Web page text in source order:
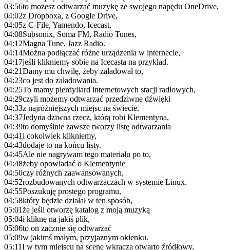
03:56to możesz odtwarzać muzykę ze swojego napędu OneDrive,
04:02z Dropboxa, z Google Drive,
04:05z C-File, Yamendo, Icecast,
04:08Subsonix, Soma FM, Radio Tunes,
04:12Magna Tune, Jazz Radio.
04:14Można podłączać różne urządzenia w internecie,
04:17jeśli klikniemy sobie na Icecasta na przykład.
04:21Damy mu chwilę, żeby załadował to,
04:23co jest do załadowania.
04:25To mamy pierdyliard internetowych stacji radiowych,
04:29czyli możemy odtwarzać przedziwne dźwięki
04:33z najróżniejszych miejsc na świecie.
04:37Jedyna dziwna rzecz, którą robi Klementyna,
04:39to domyślnie zawsze tworzy listę odtwarzania
04:41i cokolwiek klikniemy,
04:43dodaje to na końcu listy.
04:45Ale nie nagrywam tego materiału po to,
04:48żeby opowiadać o Klementynie
04:50czy różnych zaawansowanych,
04:52rozbudowanych odtwarzaczach w systemie Linux.
04:55Poszukuję prostego programu,
04:58który będzie działał w ten sposób,
05:01że jeśli otworzę katalog z moją muzyką
05:04i kliknę na jakiś plik,
05:06to on zacznie się odtwarzać
05:09w jakimś małym, przyjaznym okienku.
05:11I w tym miejscu na scenę wkracza otwarto źródłowy,